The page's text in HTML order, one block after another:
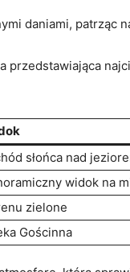
daniami, patrząc
słońca nad
widok na
zielone
Gościnna